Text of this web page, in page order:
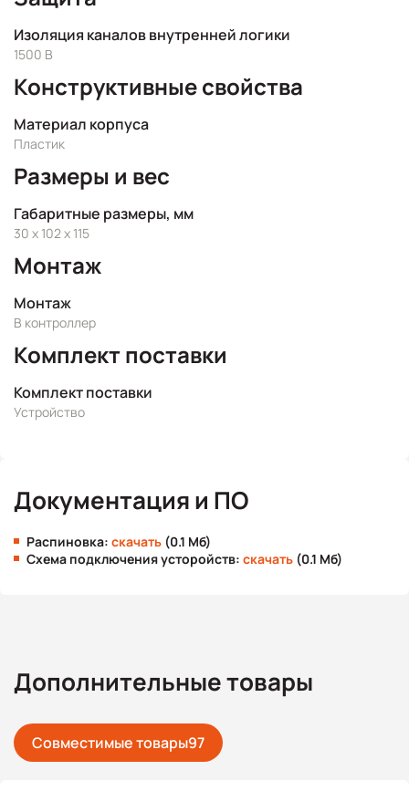
Изоляция каналов внутренней логики
1500 В
Конструктивные свойства
Материал корпуса
Пластик
Размеры и вес
Габаритные размеры, мм
30 x 102 x 115
Монтаж
Монтаж
В контроллер
Комплект поставки
Комплект поставки
Устройство
Документация и ПО
Распиновка: скачать (0.1 Мб)
Схема подключения усторойств: скачать (0.1 Мб)
Дополнительные товары
Совместимые товары97